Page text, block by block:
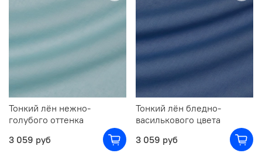
Тонкий лён нежно-
голубого оттенка
3 059 руб
Тонкий лён бледно-
василькового цвета
3 059 руб